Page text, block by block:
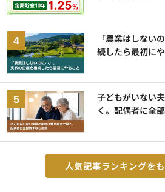
「農業はしない
続したら最初に
子どもがいない
く。配偶者に全
人気記事ランキングを